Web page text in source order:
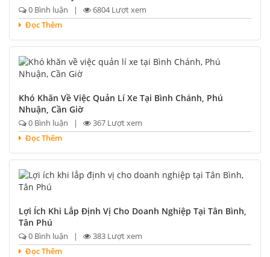
0 Bình luận |
6804 Lượt xem
Đọc Thêm
Khó Khăn Về Việc Quản Lí Xe Tại Bình Chánh, Phú
Nhuận, Cần Giờ
0 Bình luận |
367 Lượt xem
Đọc Thêm
Lợi Ích Khi Lắp Định Vị Cho Doanh Nghiệp Tại Tân Bình,
Tân Phú
0 Bình luận |
383 Lượt xem
Đọc Thêm